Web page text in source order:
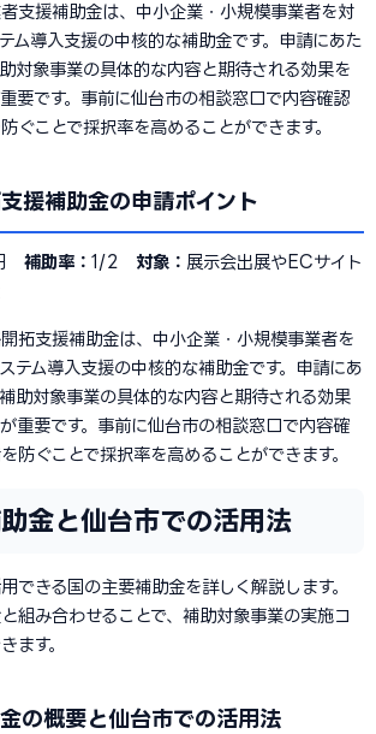
支援補助金は、中小企業・小規模事業者を対
ム導入支援の中核的な補助金です。申請にあた
対象事業の具体的な内容と期待される効果を
要です。事前に仙台市の相談窓口で内容確認
ぐことで採択率を高めることができます。
援補助金の申請ポイント
補助率： 1/2 対象： 展示会出展やECサイト
拓支援補助金は、中小企業・小規模事業者を
テム導入支援の中核的な補助金です。申請にあ
助対象事業の具体的な内容と期待される効果
重要です。事前に仙台市の相談窓口で内容確
防ぐことで採択率を高めることができます。
金と仙台市での活用法
できる国の主要補助金を詳しく解説します。
組み合わせることで、補助対象事業の実施コ
ます。
の概要と仙台市での活用法